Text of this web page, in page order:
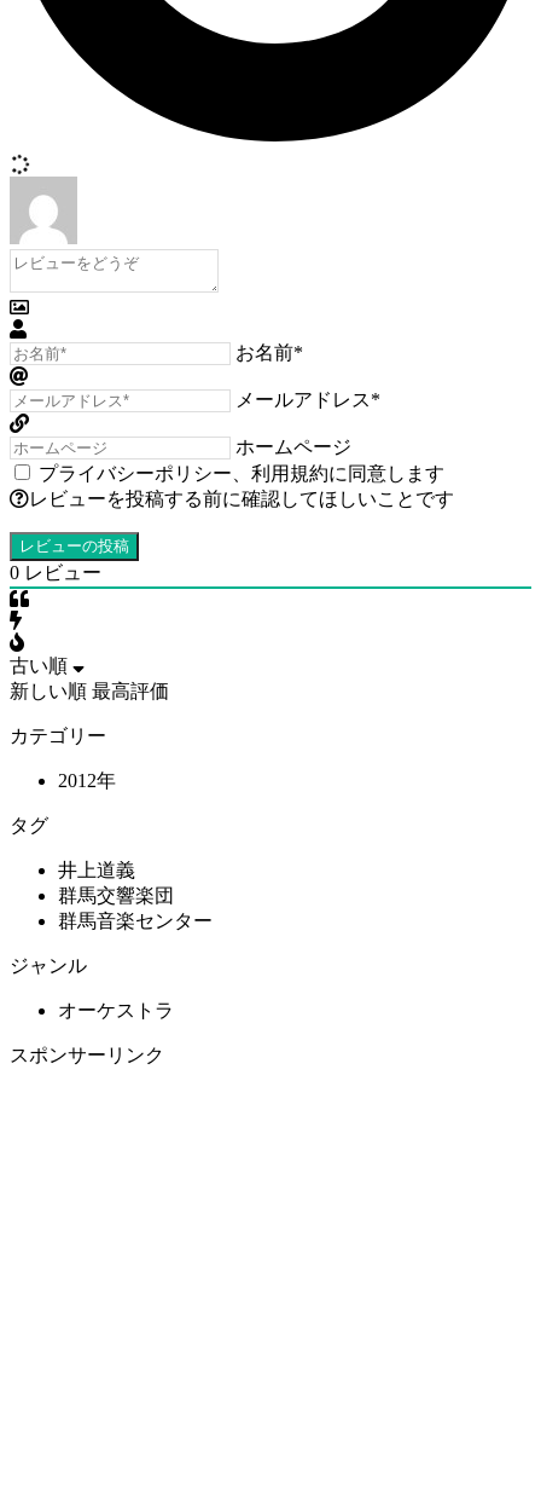
お名前*
メールアドレス*
ホームページ
プライバシーポリシー
利用規約に同意します
レビューを投稿する前に確認してほしいことです
0 レビュー
古い順
新しい順 最高評価
カテゴリー
2012年
タグ
井上道義
群馬交響楽団
群馬音楽センター
ジャンル
オーケストラ
スポンサーリンク